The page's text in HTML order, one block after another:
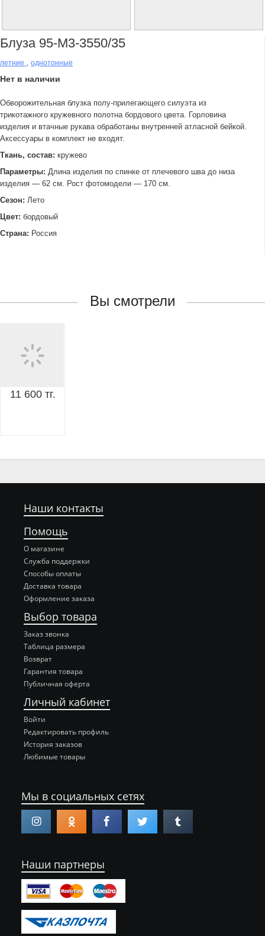
Блуза 95-М3-3550/35
летние однотонные
Нет в наличии
Обворожительная блузка полу-прилегающего силуэта из
трикотажного кружевного полотна бордового цвета. Горловина
изделия и втачные рукава обработаны внутренней атласной бейкой.
Аксессуары в комплект не входят.
Ткань, состав: кружево
Параметры: Длина изделия по спинке от плечевого шва до низа
изделия — 62 см. Рост фотомодели — 170 см.
Сезон: Лето
Цвет: бордовый
Страна: Россия
Вы смотрели
11 600 тг.
Наши контакты
Помощь
О магазине
Служба поддержки
Способы оплаты
Доставка товара
Оформление заказа
Выбор товара
Заказ звонка
Таблица размера
Возврат
Гарантия товара
Публичная оферта
Личный кабинет
Войти
Редактировать профиль
История заказов
Любимые товары
Мы в социальных сетях
Наши партнеры